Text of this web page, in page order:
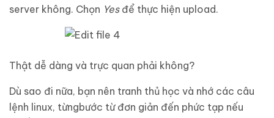
server không. Chọn Yesđể thực hiện upload.
Thật dễ dàng và trực quan phải không?
Dù sao đi nữa, bạn nên tranh thủ học và nhớ các câu
lệnh linux, từngbước từ đơn giản đến phức tạp nếu